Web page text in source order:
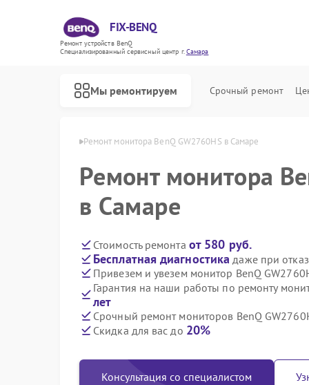
FIX-BENQ
Ремонт устройств BenQ
Специализированный cервисный центр г.Самара
Мы ремонтируем Срочный ремонт
Ремонт монитора BenQ GW2760HS в Самаре
Ремонт монитора
в Самаре
Стоимость ремонта от 580 руб.
Бесплатная диагностика даже при
Привезем и увезем монитор BenQ
Гарантия на наши работы по ремонту
лет
Срочный ремонт мониторов BenQ
Скидка для вас до 20%
Консультация со специалистом